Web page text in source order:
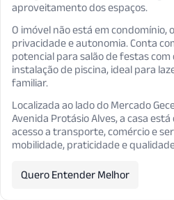
aproveitamento dos espaços.
O imóvel não está em condomínio,
privacidade e autonomia. Conta
potencial para salão de festas
instalação de piscina, ideal para
familiar.
Localizada ao lado do Mercado
Avenida Protásio Alves, a casa
acesso a transporte, comércio e
mobilidade, praticidade e
Quero Entender Melhor